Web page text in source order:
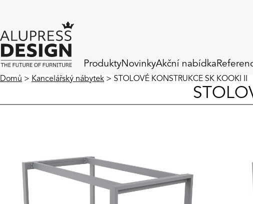
ProduktyNovinkyAkční nabídka
Domů > Kancelářský nábytek > STOLOVÉ KONSTRUKCE SK KOOKI II